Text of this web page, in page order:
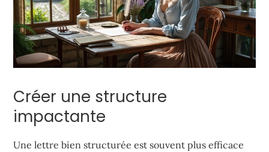
Créer une structure
impactante
Une lettre bien structurée est souvent plus efficace